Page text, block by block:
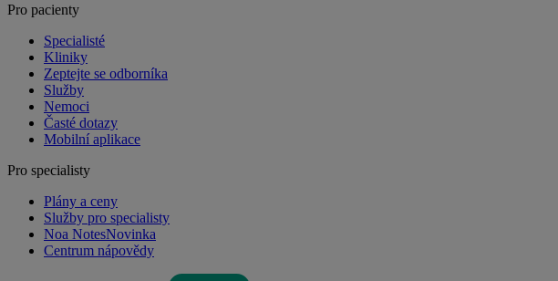
Pro pacienty
Specialisté
Kliniky
Zeptejte se odborníka
Služby
Nemoci
Časté dotazy
Mobilní aplikace
Pro specialisty
Plány a ceny
Služby pro specialisty
Noa NotesNovinka
Centrum nápovědy